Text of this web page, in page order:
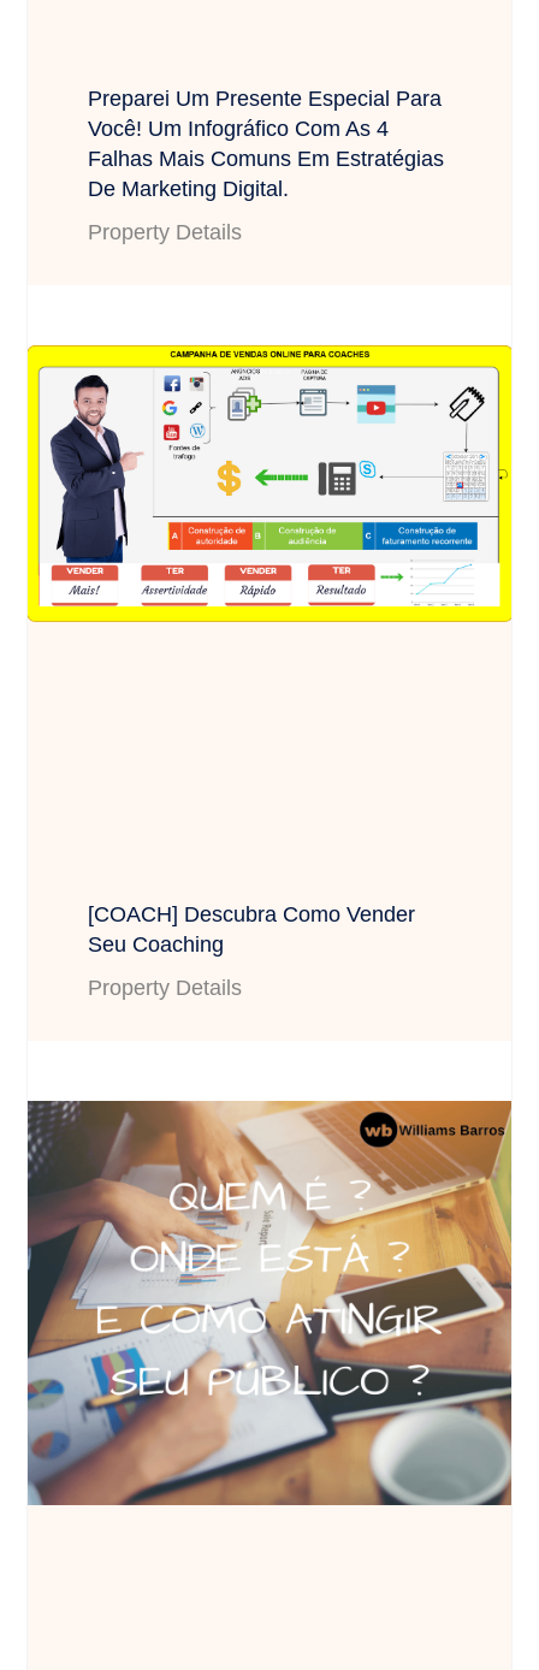
Preparei Um Presente Especial Para
Você! Um Infográfico Com As 4
Falhas Mais Comuns Em Estratégias
De Marketing Digital.
Property Details
[COACH] Descubra Como Vender
Seu Coaching
Property Details